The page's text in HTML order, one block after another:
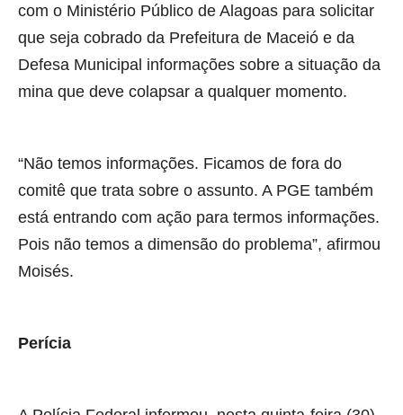
com o Ministério Público de Alagoas para solicitar
que seja cobrado da Prefeitura de Maceió e da
Defesa Municipal informações sobre a situação da
mina que deve colapsar a qualquer momento.
“Não temos informações. Ficamos de fora do
comitê que trata sobre o assunto. A PGE também
está entrando com ação para termos informações.
Pois não temos a dimensão do problema”, afirmou
Moisés.
Perícia